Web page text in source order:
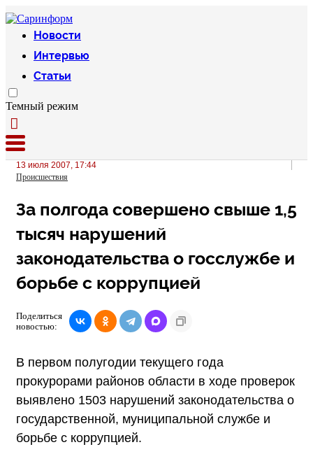
Новости
Интервью
Статьи
Темный режим
13 июля 2007, 17:44
Происшествия
За полгода совершено свыше 1,5
тысяч нарушений
законодательства о госслужбе и
борьбе с коррупцией
Поделиться
новостью:
В первом полугодии текущего года
прокурорами районов области в ходе проверок
выявлено 1503 нарушений законодательства о
государственной, муниципальной службе и
борьбе с коррупцией.